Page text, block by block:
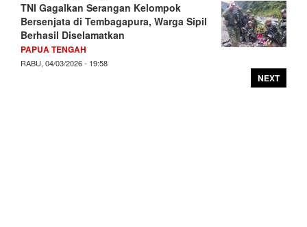
TNI Gagalkan Serangan Kelompok
Bersenjata di Tembagapura, Warga Sipil
Berhasil Diselamatkan
PAPUA TENGAH
RABU, 04/03/2026 - 19:58
NEXT